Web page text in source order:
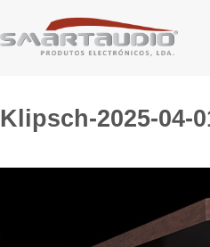
Klipsch-2025-04-